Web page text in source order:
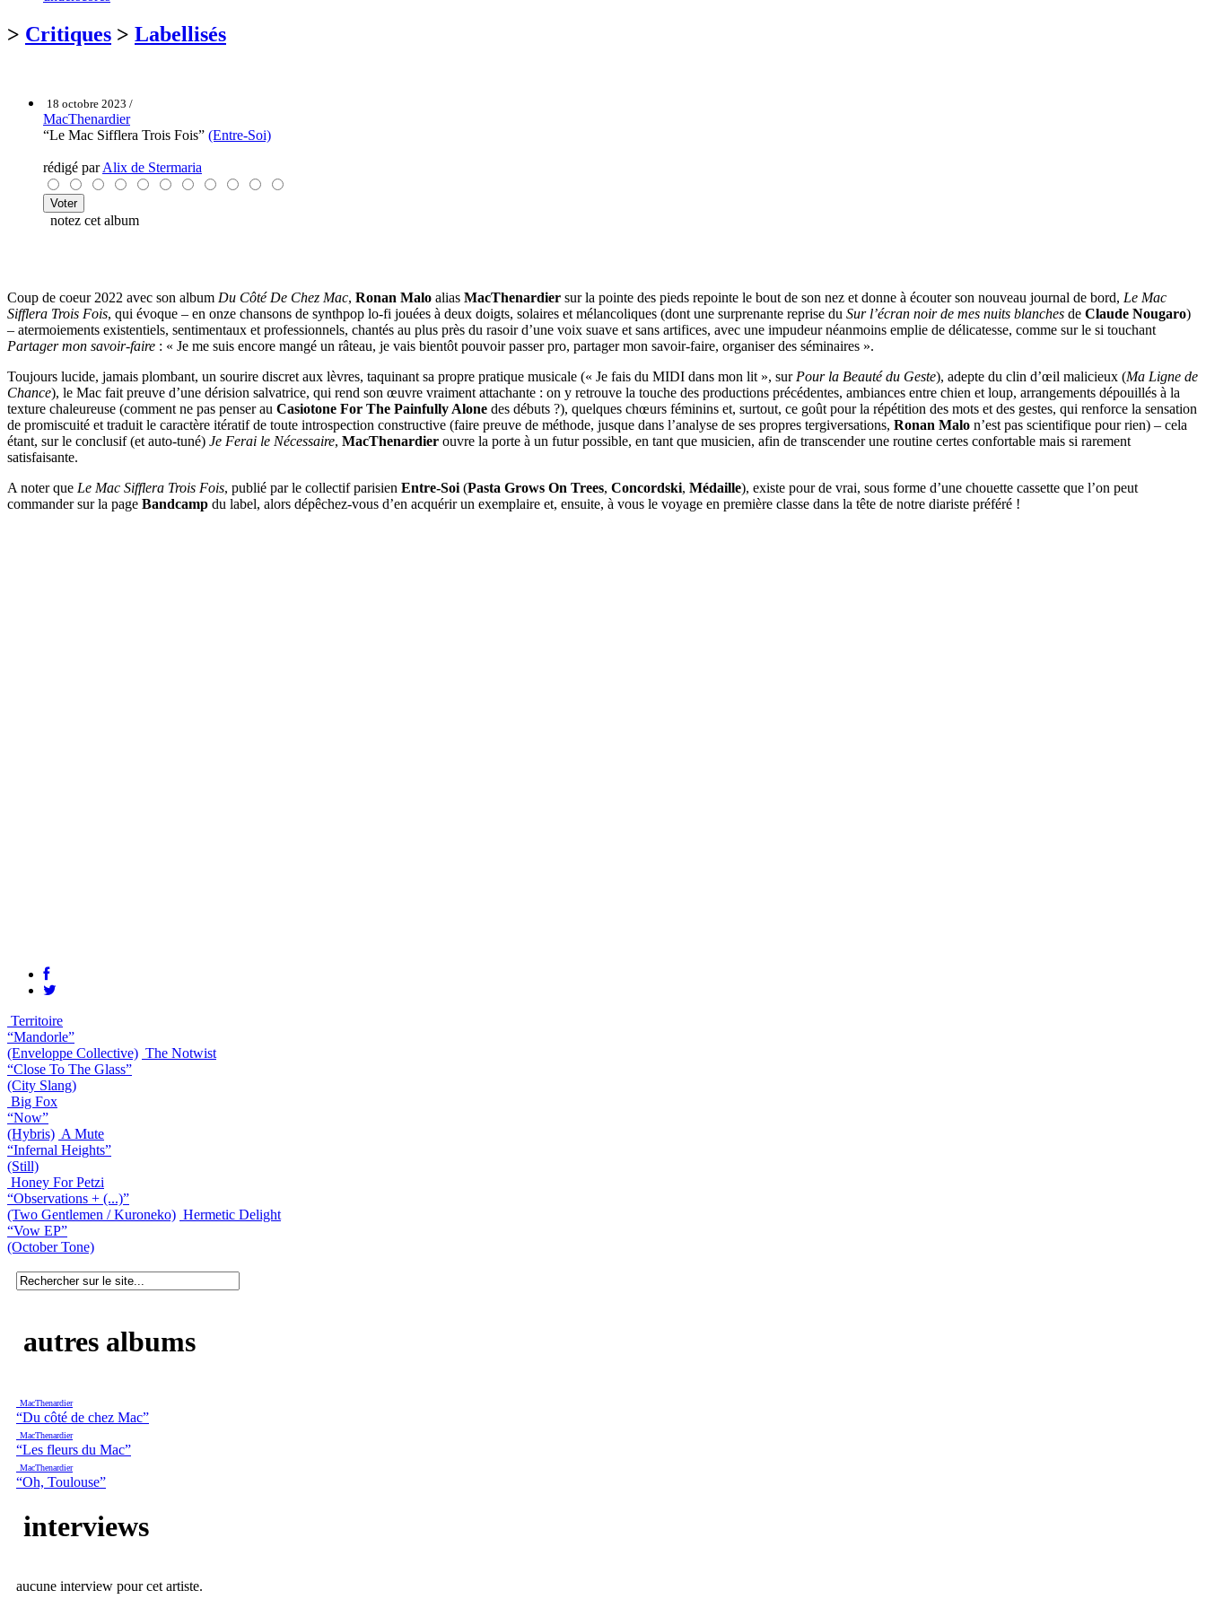
> Critiques > Labellisés
18 octobre 2023 /
MacThenardier
“Le Mac Sifflera Trois Fois” (Entre-Soi)
rédigé parAlix de Stermaria
notez cet album
Coup de coeur 2022 avec son album Du Côté De Chez Mac, Ronan Malo alias MacThenardier sur la pointe des pieds repointe le bout de son nez et donne à écouter son nouveau journal de bord, Le Mac
Sifflera Trois Fois, qui évoque – en onze chansons de synthpop lo-fi jouées à deux doigts, solaires et mélancoliques (dont une surprenante reprise du Sur l’écran noir de mes nuits blanches de Claude Nougaro)
– atermoiements existentiels, sentimentaux et professionnels, chantés au plus près du rasoir d’une voix suave et sans artifices, avec une impudeur néanmoins emplie de délicatesse, comme sur le si touchant
Partager mon savoir-faire : « Je me suis encore mangé un râteau, je vais bientôt pouvoir passer pro, partager mon savoir-faire, organiser des séminaires ».
Toujours lucide, jamais plombant, un sourire discret aux lèvres, taquinant sa propre pratique musicale (« Je fais du MIDI dans mon lit », sur Pour la Beauté du Geste), adepte du clin d’œil malicieux (Ma Ligne de
Chance), le Mac fait preuve d’une dérision salvatrice, qui rend son œuvre vraiment attachante : on y retrouve la touche des productions précédentes, ambiances entre chien et loup, arrangements dépouillés à la
texture chaleureuse (comment ne pas penser au Casiotone For The Painfully Alone des débuts ?), quelques chœurs féminins et, surtout, ce goût pour la répétition des mots et des gestes, qui renforce la sensation
de promiscuité et traduit le caractère itératif de toute introspection constructive (faire preuve de méthode, jusque dans l’analyse de ses propres tergiversations, Ronan Malo n’est pas scientifique pour rien) – cela
étant, sur le conclusif (et auto-tuné) Je Ferai le Nécessaire, MacThenardier ouvre la porte à un futur possible, en tant que musicien, afin de transcender une routine certes confortable mais si rarement
satisfaisante.
A noter que Le Mac Sifflera Trois Fois, publié par le collectif parisien Entre-Soi (Pasta Grows On Trees, Concordski, Médaille), existe pour de vrai, sous forme d’une chouette cassette que l’on peut
commander sur la page Bandcamp du label, alors dépêchez-vous d’en acquérir un exemplaire et, ensuite, à vous le voyage en première classe dans la tête de notre diariste préféré !
Territoire
“Mandorle”
(Enveloppe Collective) The Notwist
“Close To The Glass”
(City Slang)
Big Fox
“Now”
(Hybris) A Mute
“Infernal Heights”
(Still)
Honey For Petzi
“Observations + (...)”
(Two Gentlemen / Kuroneko) Hermetic Delight
“Vow EP”
(October Tone)
autres albums
MacThenardier
“Du côté de chez Mac”
MacThenardier
“Les fleurs du Mac”
MacThenardier
“Oh, Toulouse”
interviews
aucune interview pour cet artiste.